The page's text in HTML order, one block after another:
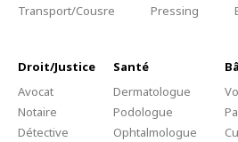
Transport/Cousre
Pressing
Droit/Justice
Avocat
Notaire
Détective
Santé
Dermatologue
Podologue
Ophtalmologue